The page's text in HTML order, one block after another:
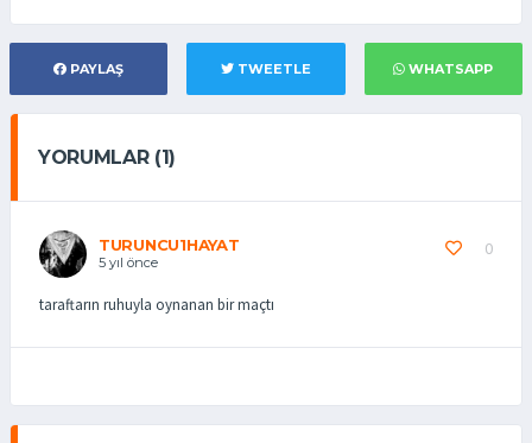
PAYLAŞ TWEETLE WHATSAPP
YORUMLAR (1)
TURUNCU1HAYAT
5 yıl önce
0
taraftarın ruhuyla oynanan bir maçtı